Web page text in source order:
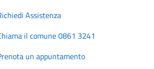
Assistenza
il comune 0861 3241
un appuntamento